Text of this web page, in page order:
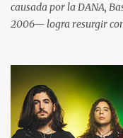
causada por la DANA,
2006— logra resurgir
desastre, la banda
Este nuevo trabajo
directo y crudo
cimentado en un bajo